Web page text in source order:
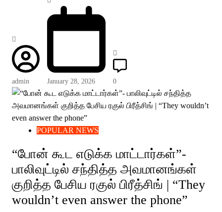
admin January 28, 2026 0
POPULAR NEWS
“போன் கூட எடுக்க மாட்டார்கள்”-
பாலிவுட்டில் சந்தித்த அவமானங்கள்
குறித்த பேசிய ரகுல் பிரீத்சிங் | “They
wouldn’t even answer the phone”